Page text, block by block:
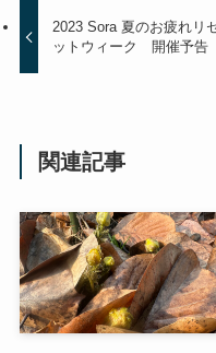
2023 Sora 夏のお疲れリ
ットウィーク 開催予告
関連記事